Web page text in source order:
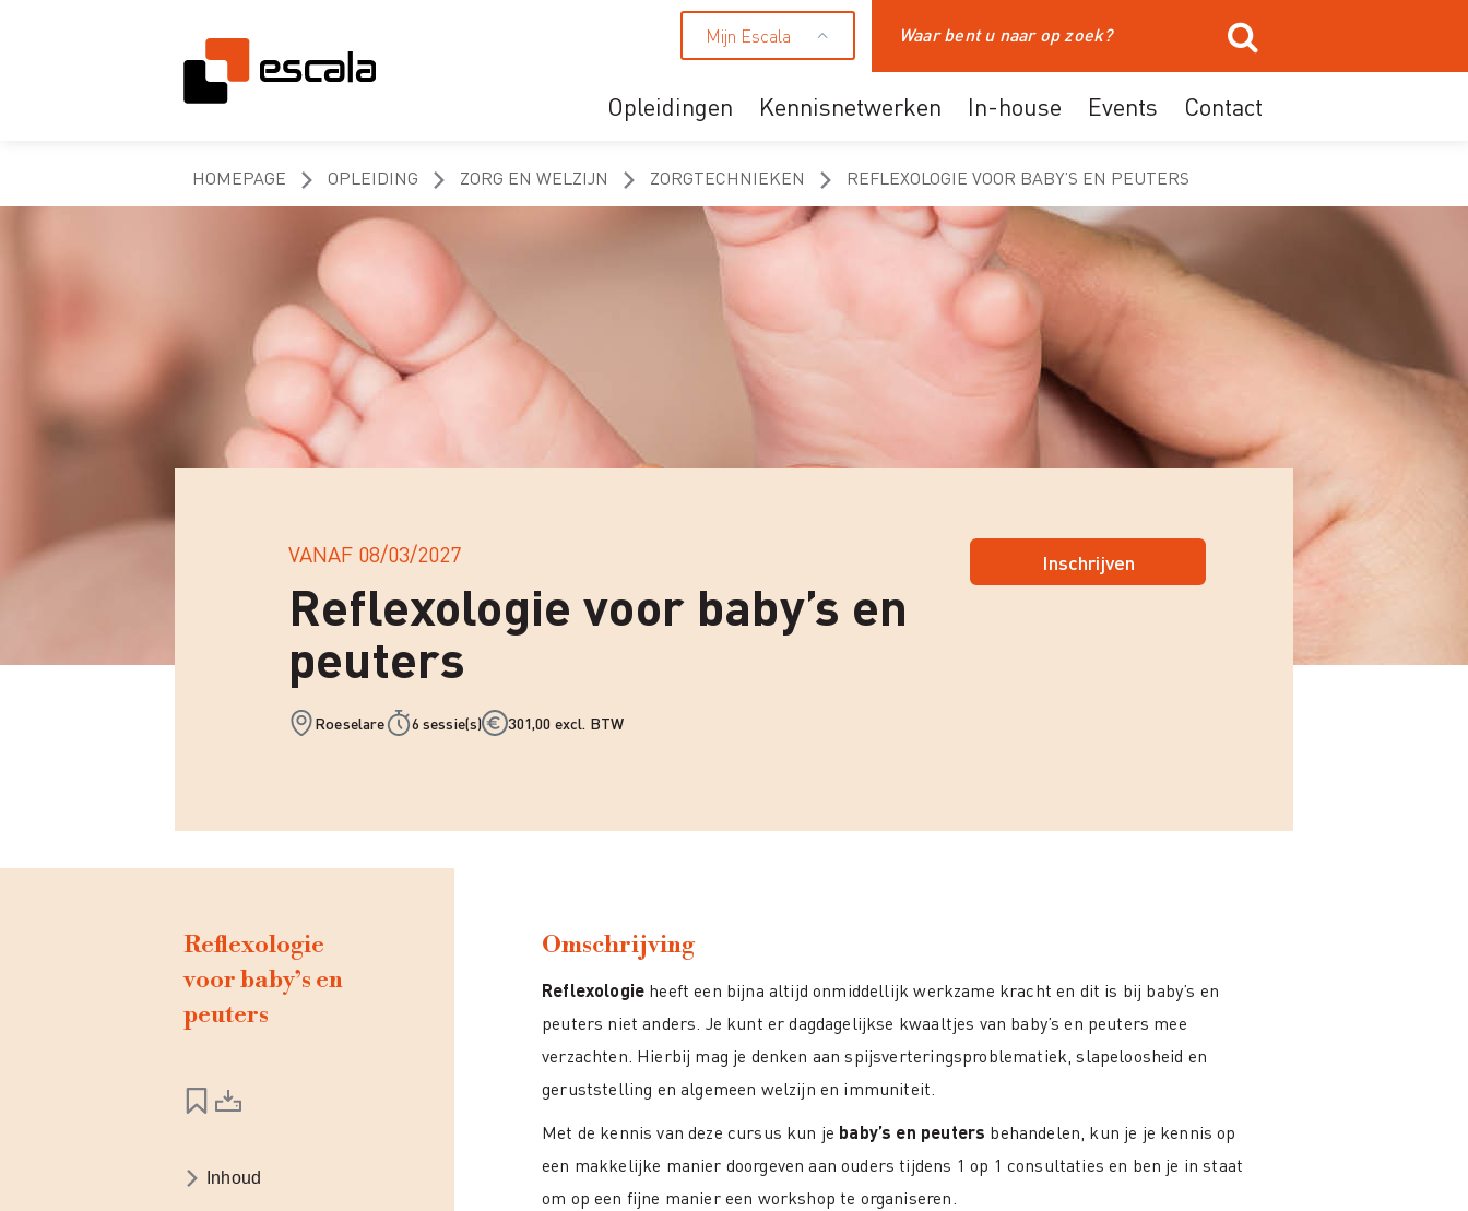
Mijn Escala Zoeken
Opleidingen
HR en leidinggevende
Kennisnetwerken In-house Events Contact
HOMEPAGE OPLEIDING ZORG EN WELZIJN ZORGTECHNIEKEN REFLEXOLOGIE VOOR BABY’S EN PEUTERS
VANAF 08/03/2027
Reflexologie voor baby’s en
peuters
Roeselare 6 sessie(s) 301,00 excl. BTW
Inschrijven
Reflexologie
voor baby’s en
peuters
Inhoud
Omschrijving
Reflexologie heeft een bijna altijd onmiddellijk werkzame kracht en dit is bij baby’s en
peuters niet anders. Je kunt er dagdagelijkse kwaaltjes van baby’s en peuters mee
verzachten. Hierbij mag je denken aan spijsverteringsproblematiek, slapeloosheid en
geruststelling en algemeen welzijn en immuniteit.
Met de kennis van deze cursus kun je baby’s en peuters behandelen, kun je je kennis op
een makkelijke manier doorgeven aan ouders tijdens 1 op 1 consultaties en ben je in staat
om op een fijne manier een workshop te organiseren.